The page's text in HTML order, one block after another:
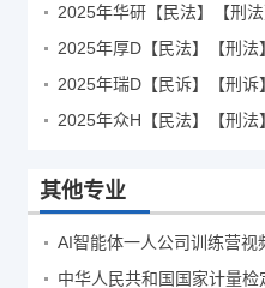
2025年华研【民法】【刑
2025年厚D【民法】【刑法
2025年众H【民法】【刑法
其他专业
AI智能体一人公司训练营视
中华人民共和国国家计量